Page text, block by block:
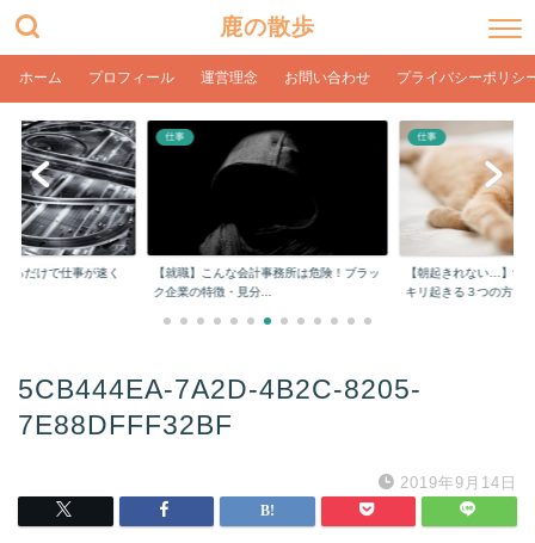
鹿の散歩
ホーム プロフィール 運営理念 お問い合わせ プライバシーポリシ
るだけで仕事が速く
仕事
【就職】こんな会計事務所は危険！ブラッ
ク企業の特徴・見分...
仕事
【朝起きれない…】学
キリ起きる３つの方...
5CB444EA-7A2D-4B2C-8205-
7E88DFFF32BF
2019年9月14日